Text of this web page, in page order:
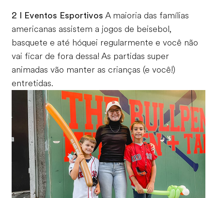
2 I Eventos Esportivos A maioria das famílias
americanas assistem a jogos de beisebol,
basquete e até hóquei regularmente e você não
vai ficar de fora dessa! As partidas super
animadas vão manter as crianças (e você!)
entretidas.